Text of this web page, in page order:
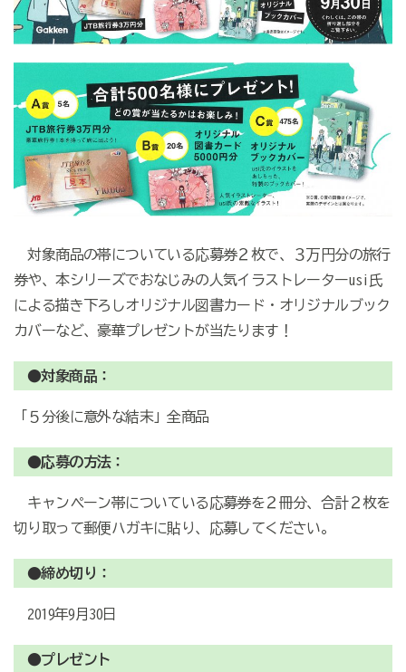
対象商品の帯についている応募券２枚で、３万円分の旅行
券や、本シリーズでおなじみの人気イラストレーターusi氏
による描き下ろしオリジナル図書カード・オリジナルブック
カバーなど、豪華プレゼントが当たります！
●対象商品：
「５分後に意外な結末」全商品
●応募の方法：
キャンペーン帯についている応募券を２冊分、合計２枚を
切り取って郵便ハガキに貼り、応募してください。
●締め切り：
2019年9月30日
●プレゼント